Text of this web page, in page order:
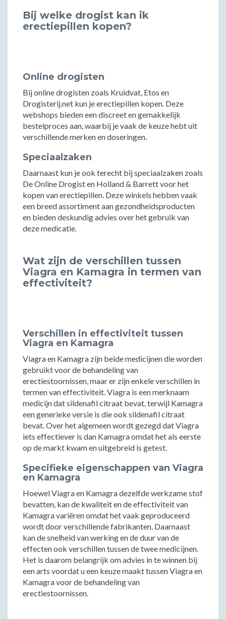
Bij welke drogist kan ik
erectiepillen kopen?
Online drogisten
Bij online drogisten zoals Kruidvat, Etos en
Drogisterij.net kun je erectiepillen kopen. Deze
webshops bieden een discreet en gemakkelijk
bestelproces aan, waarbij je vaak de keuze hebt uit
verschillende merken en doseringen.
Speciaalzaken
Daarnaast kun je ook terecht bij speciaalzaken zoals
De Online Drogist en Holland & Barrett voor het
kopen van erectiepillen. Deze winkels hebben vaak
een breed assortiment aan gezondheidsproducten
en bieden deskundig advies over het gebruik van
deze medicatie.
Wat zijn de verschillen tussen
Viagra en Kamagra in termen van
effectiviteit?
Verschillen in effectiviteit tussen
Viagra en Kamagra
Viagra en Kamagra zijn beide medicijnen die worden
gebruikt voor de behandeling van
erectiestoornissen, maar er zijn enkele verschillen in
termen van effectiviteit. Viagra is een merknaam
medicijn dat sildenafil citraat bevat, terwijl Kamagra
een generieke versie is die ook sildenafil citraat
bevat. Over het algemeen wordt gezegd dat Viagra
iets effectiever is dan Kamagra omdat het als eerste
op de markt kwam en uitgebreid is getest.
Specifieke eigenschappen van Viagra
en Kamagra
Hoewel Viagra en Kamagra dezelfde werkzame stof
bevatten, kan de kwaliteit en de effectiviteit van
Kamagra variëren omdat het vaak geproduceerd
wordt door verschillende fabrikanten. Daarnaast
kan de snelheid van werking en de duur van de
effecten ook verschillen tussen de twee medicijnen.
Het is daarom belangrijk om advies in te winnen bij
een arts voordat u een keuze maakt tussen Viagra en
Kamagra voor de behandeling van
erectiestoornissen.